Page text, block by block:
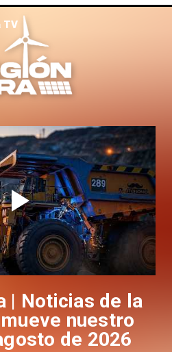
| Noticias de la
nuestro
de 2026
TV